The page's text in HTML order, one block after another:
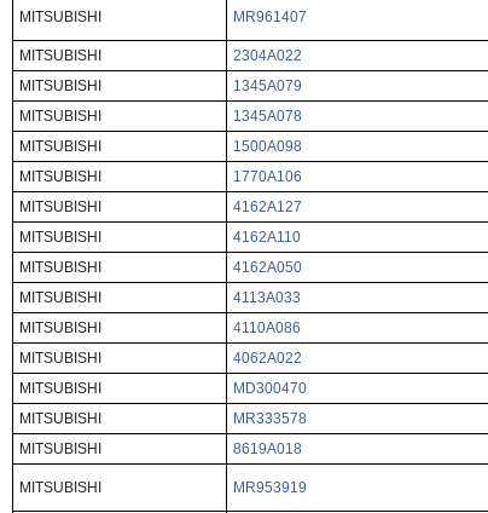
MITSUBISHI MR961407
MITSUBISHI
2304A022
MITSUBISHI
1345A079
MITSUBISHI
1345A078
MITSUBISHI
1500A098
MITSUBISHI
1770A106
MITSUBISHI
4162A127
MITSUBISHI
4162A110
MITSUBISHI
4162A050
MITSUBISHI
4113A033
MITSUBISHI
4110A086
MITSUBISHI
4062A022
MITSUBISHI
MD300470
MITSUBISHI
MR333578
MITSUBISHI
8619A018
MITSUBISHI MR953919